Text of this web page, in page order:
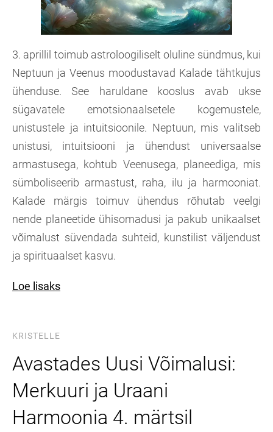
3. aprillil toimub astroloogiliselt oluline sündmus, kui
Neptuun ja Veenus moodustavad Kalade tähtkujus
ühenduse. See haruldane kooslus avab ukse
sügavatele emotsionaalsetele kogemustele,
unistustele ja intuitsioonile. Neptuun, mis valitseb
unistusi, intuitsiooni ja ühendust universaalse
armastusega, kohtub Veenusega, planeediga, mis
sümboliseerib armastust, raha, ilu ja harmooniat.
Kalade märgis toimuv ühendus rõhutab veelgi
nende planeetide ühisomadusi ja pakub unikaalset
võimalust süvendada suhteid, kunstilist väljendust
ja spirituaalset kasvu.
Loe lisaks
KRISTELLE
Avastades Uusi Võimalusi:
Merkuuri ja Uraani
Harmoonia 4. märtsil